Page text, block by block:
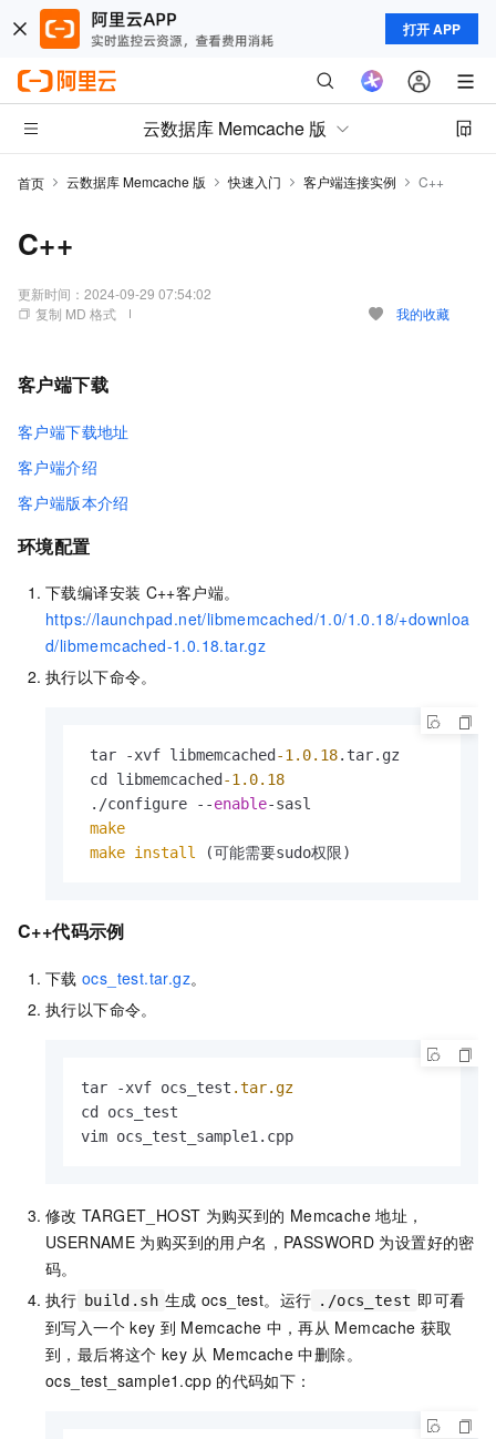
打开 APP
云数据库 Memcache 版
首页 云数据库 Memcache 版 快速入门 客户端连接实例 C++
C++
更新时间： 2024-09-29 07:54:02
复制 MD 格式
我的收藏
客户端下载
客户端下载地址
客户端介绍
客户端版本介绍
环境配置
下载编译安装 C++客户端。
https://launchpad.net/libmemcached/1.0/1.0.18/+downloa
d/libmemcached-1.0.18.tar.gz
执行以下命令。
tar -xvf libmemcached -1.0.18.tar.gz
cd libmemcached -1.0.18
./configure --enable-sasl
make
make install (可能需要sudo权限)
C++代码示例
下载 ocs_test.tar.gz。
执行以下命令。
tar -xvf ocs_test .tar.gz
cd ocs_test
vim ocs_test_sample1.cpp
修改 TARGET_HOST 为购买到的 Memcache 地址，
USERNAME 为购买到的用户名，PASSWORD 为设置好的密
码。
执行 build.sh 生成 ocs_test。运行 ./ocs_test 即可看
到写入一个 key 到 Memcache 中，再从 Memcache 获取
到，最后将这个 key 从 Memcache 中删除。
ocs_test_sample1.cpp 的代码如下：